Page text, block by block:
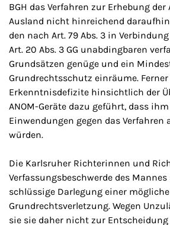
BGH das Verfahren zur Erhebung der
Ausland nicht hinreichend
den nach Art. 79 Abs. 3 in Verbindung
Art. 20 Abs. 3 GG unabdingbaren
Grundsätzen genüge und ein
Grundrechtsschutz einräume.
Erkenntnisdefizite hinsichtlich der
ANOM-Geräte dazu geführt, dass
Einwendungen gegen das Verfahren
würden.
Die Karlsruher Richterinnen und
Verfassungsbeschwerde des
schlüssige Darlegung einer
Grundrechtsverletzung. Wegen
sie sie daher nicht zur Entscheidung